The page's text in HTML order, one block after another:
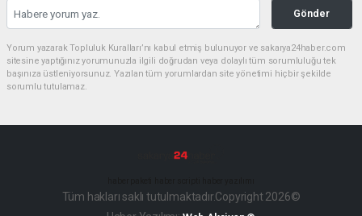
Gönder
Yorum yazarak Topluluk Kuralları’nı kabul etmiş bulunuyor ve sakarya24haber.com
sitesine yaptığınız yorumunuzla ilgili doğrudan veya dolaylı tüm sorumluluğu tek
başınıza üstleniyorsunuz. Yazılan tüm yorumlardan site yönetimi hiçbir şekilde
sorumlu tutulamaz.
Tüm hakları saklı tutulmaktadır.Copyright 2026©